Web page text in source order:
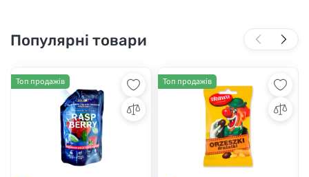
Популярні товари
Топ продажів Топ продажів